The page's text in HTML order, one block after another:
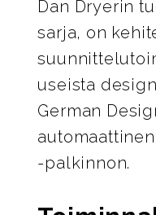
Dan Dryerin
sarja, on
useista
German
-palkinnon.